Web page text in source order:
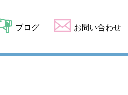
ブログ お問い合わせ